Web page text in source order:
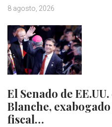
8 agosto, 2026
El Senado de
Blanche,
fiscal…